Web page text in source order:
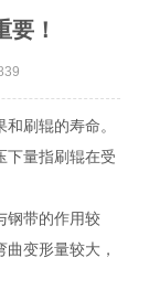
！
刷辊的寿命。
下量指刷辊在受
钢带的作用较
变形量较大，